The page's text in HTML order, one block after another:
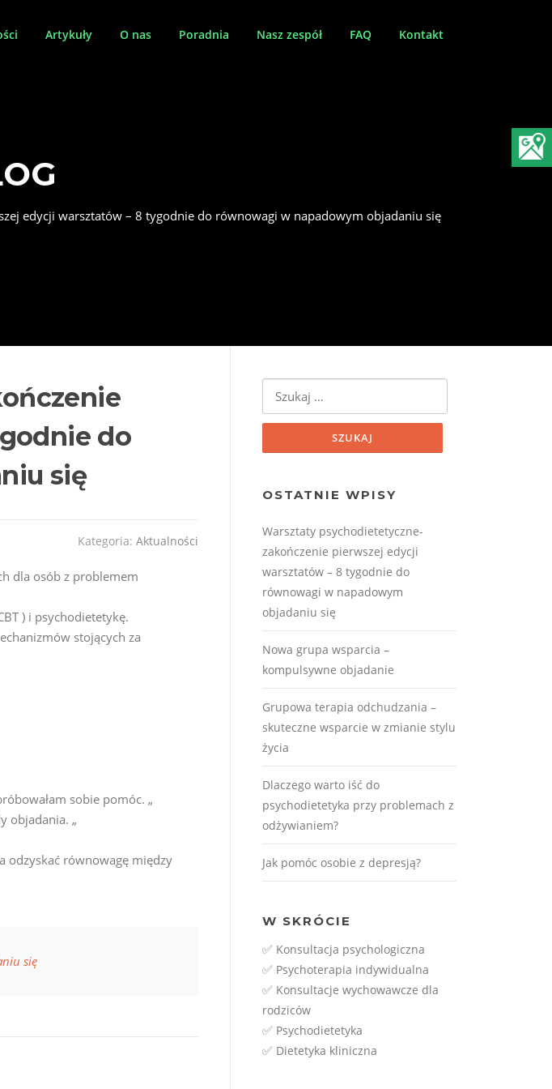
Artykuły O nas Poradnia Nasz zespół FAQ Kontakt
edycji warsztatów – 8 tygodnie do równowagi w napadowym objadaniu się
do
się
Kategoria: Aktualności
dla osób z problemem
) i psychodietetykę.
stojących za
sobie pomóc. „
objadania. „
odzyskać równowagę między
się
OSTATNIE WPISY
Warsztaty psychodietetyczne-
zakończenie pierwszej edycji
warsztatów – 8 tygodnie do
równowagi w napadowym
objadaniu się
Nowa grupa wsparcia –
kompulsywne objadanie
Grupowa terapia odchudzania –
skuteczne wsparcie w zmianie stylu
życia
Dlaczego warto iść do
psychodietetyka przy problemach z
odżywianiem?
Jak pomóc osobie z depresją?
W SKRÓCIE
✅ Konsultacja psychologiczna
✅ Psychoterapia indywidualna
✅ Konsultacje wychowawcze dla
rodziców
✅ Psychodietetyka
✅ Dietetyka kliniczna